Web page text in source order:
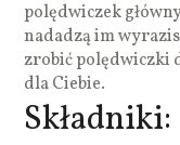
polędwiczek
nadadzą im
zrobić polędwiczki
dla Ciebie.
Składniki: